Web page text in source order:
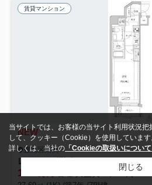
賃貸マンション
NEW
豊島区巣鴨
レアライズ巣鴨
10.7 管理/共益費15,000円
当サイトでは、お客様の当サイト利用状況把
して、クッキー（Cookie）を使用しています
詳しくは、当社の 「Cookieの取扱いについて
閉じる